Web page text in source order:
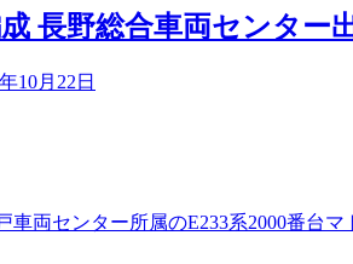
長野総合車両センター
10月22日
車両センター所属のE233系2000番台